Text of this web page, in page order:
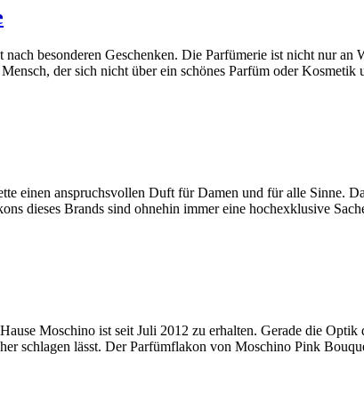
besonderen Geschenken. Die Parfümerie ist nicht nur
der sich nicht über ein schönes Parfüm oder
einen anspruchsvollen Duft für Damen und für alle Sinne.
dieses Brands sind ohnehin immer eine hochexklusive
Moschino ist seit Juli 2012 zu erhalten. Gerade die
schlagen lässt. Der Parfümflakon von Moschino Pink